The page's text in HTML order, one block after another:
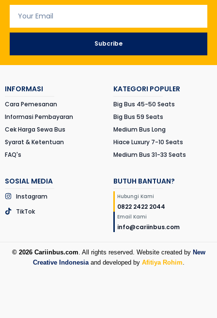
Subcribe
INFORMASI
Cara Pemesanan
Informasi Pembayaran
Cek Harga Sewa Bus
Syarat & Ketentuan
FAQ's
KATEGORI POPULER
Big Bus 45-50 Seats
Big Bus 59 Seats
Medium Bus Long
Hiace Luxury 7-10 Seats
Medium Bus 31-33 Seats
SOSIAL MEDIA
Instagram
TikTok
BUTUH BANTUAN?
Hubungi Kami
0822 2422 2044
Email Kami
info@cariinbus.com
© 2026 Cariinbus.com . All rights reserved. Website created by New
Creative Indonesiaand developed by Afitiya Rohim